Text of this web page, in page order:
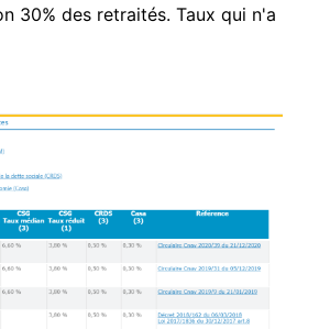
30% des retraités. Taux qui n'a